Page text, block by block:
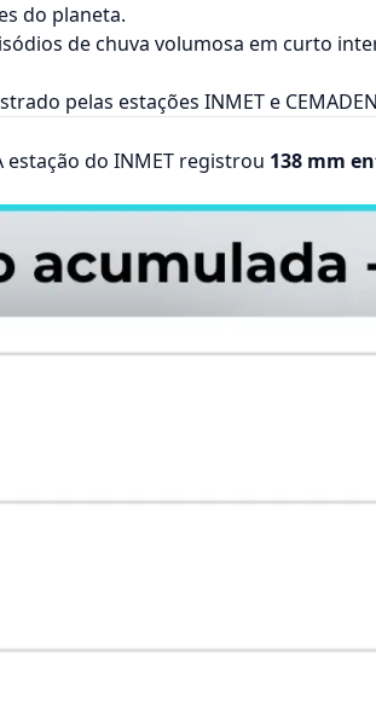
do planeta.
de chuva volumosa em curto
pelas estações INMET e
estação do INMET registrou 138 mm